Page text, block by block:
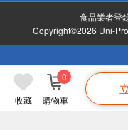
收藏 購物車
0
食品業者登
Copyright©2026 Uni-